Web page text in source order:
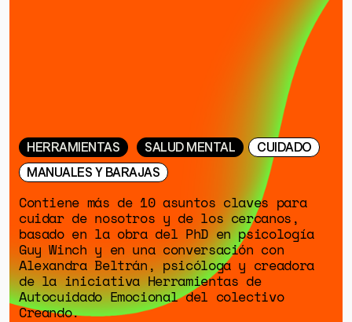
GÉNERO
DERECHOS HUMANOS
SALUD MENTAL
EMERGENCIA CLIMÁTICA
HERRAMIENTAS SALUD MENTAL
CUIDADO
MANUALES Y BARAJAS
Contiene más de 10 asuntos claves para
cuidar de nosotros y de los cercanos,
basado en la obra del PhD en psicología
Guy Winch y en una conversación con
Alexandra Beltrán, psicóloga y creadora
de la iniciativa Herramientas de
Autocuidado Emocional del colectivo
Creando.